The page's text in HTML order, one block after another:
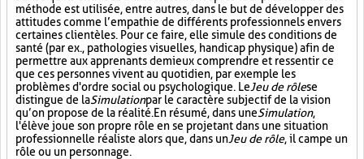
méthode est utilisée, entre autres, dans le but de développer des
attitudes comme l’empathie de différents professionnels envers
certaines clientèles. Pour ce faire, elle simule des conditions de
santé (par ex., pathologies visuelles, handicap physique) afin de
permettre aux apprenants de mieux comprendre et ressentir ce
que ces personnes vivent au quotidien, par exemple les
problèmes d'ordre social ou psychologique. LeJeu de rôlese
distingue de laSimulationpar le caractère subjectif de la vision
qu’on propose de la réalité. En résumé, dans uneSimulation,
l'élève joue son propre rôle en se projetant dans une situation
professionnelle réaliste alors que, dans unJeu de rôle, il campe un
rôle ou un personnage.